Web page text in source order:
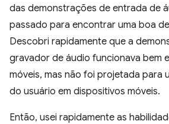
das demonstrações de entrada de
passado para encontrar uma boa
Descobri rapidamente que a
gravador de áudio funcionava bem
móveis, mas não foi projetada para
do usuário em dispositivos móveis.
Então, usei rapidamente as